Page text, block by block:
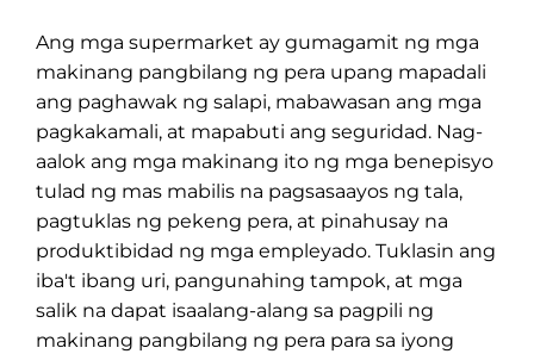
Ang mga supermarket ay gumagamit ng mga
makinang pangbilang ng pera upang mapadali
ang paghawak ng salapi, mabawasan ang mga
pagkakamali, at mapabuti ang seguridad. Nag-
aalok ang mga makinang ito ng mga benepisyo
tulad ng mas mabilis na pagsasaayos ng tala,
pagtuklas ng pekeng pera, at pinahusay na
produktibidad ng mga empleyado. Tuklasin ang
iba't ibang uri, pangunahing tampok, at mga
salik na dapat isaalang-alang sa pagpili ng
makinang pangbilang ng pera para sa iyong